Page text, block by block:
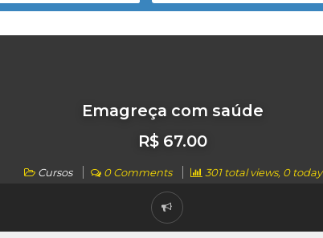
Emagreça com saúde
R$ 67.00
Cursos 0 Comments 301 total views, 0 today